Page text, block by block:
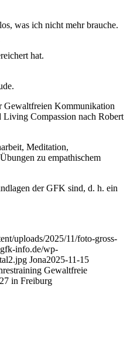
was ich nicht mehr brauche.
hat.
Gewaltfreien Kommunikation
Compassion nach Robert
Meditation,
zu empathischem
der GFK sind, d. h. ein
uploads/2025/11/foto-gross-
info.de/wp-
Jona2025-11-15
Gewaltfreie
in Freiburg